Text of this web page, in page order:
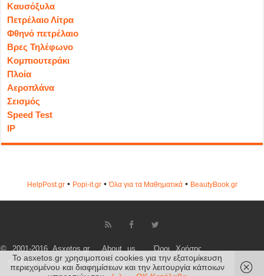
Καυσόξυλα
Πετρέλαιο Λίτρα
Φθηνό πετρέλαιο
Βρες Τηλέφωνο
Κομπιουτεράκι
Πλοία
Αεροπλάνα
Σεισμός
Speed Test
IP
HelpPost.gr• Popi-it.gr•Όλα για τα Μαθηματικά• ΒeautyΒook.gr
© 2001-2016 Asxetos.gr About us
Όροι Χρήσης
Επικοινωνία Hosting Rainhost
Το asxetos.gr χρησιμοποιεί cookies για την εξατομίκευση
περιεχομένου και διαφημίσεων και την λειτουργία κάποιων